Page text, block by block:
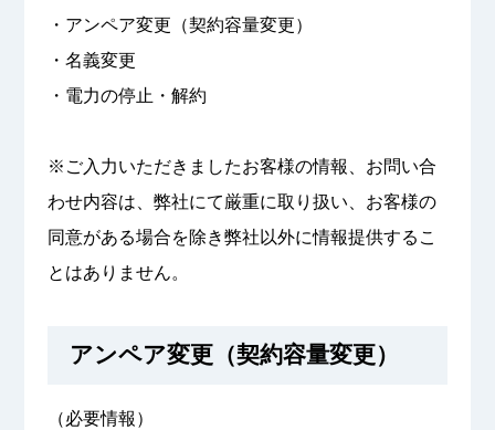
・アンペア変更（契約容量変更）
・名義変更
・電力の停止・解約
※ご入力いただきましたお客様の情報、お問い合
わせ内容は、弊社にて厳重に取り扱い、お客様の
同意がある場合を除き弊社以外に情報提供するこ
とはありません。
アンペア変更（契約容量変更）
（必要情報）